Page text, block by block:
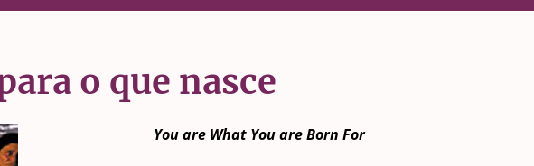
o que nasce
You are What You are Born For